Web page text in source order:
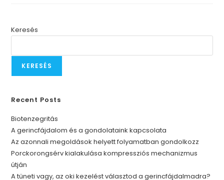
Gerincfájdalmadra?
Keresés
KERESÉS
Recent Posts
Biotenzegritás
A gerincfájdalom és a gondolataink kapcsolata
Az azonnali megoldások helyett folyamatban gondolkozz
Porckorongsérv kialakulása kompressziós mechanizmus
útján
A tüneti vagy, az oki kezelést választod a gerincfájdalmadra?